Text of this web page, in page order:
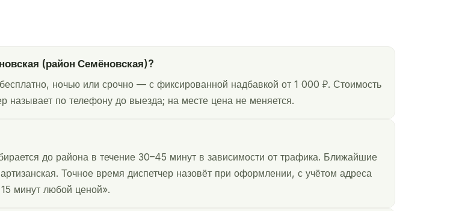
(район Семёновская)?
ночью или срочно — с фиксированной надбавкой от 1 000 ₽. Стоимость
называет по телефону до выезда; на месте цена не меняется.
до района в течение 30–45 минут в зависимости от трафика. Ближайшие
Точное время диспетчер назовёт при оформлении, с учётом адреса
минут любой ценой».